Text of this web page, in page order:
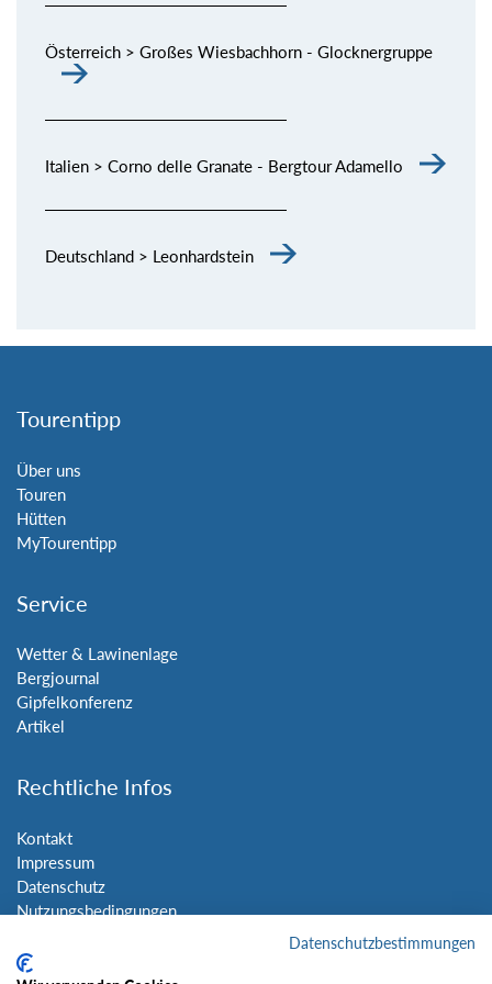
Österreich > Großes Wiesbachhorn - Glocknergruppe
Italien > Corno delle Granate - Bergtour Adamello
Deutschland > Leonhardstein
Tourentipp
Über uns
Touren
Hütten
MyTourentipp
Service
Wetter & Lawinenlage
Bergjournal
Gipfelkonferenz
Artikel
Rechtliche Infos
Kontakt
Impressum
Datenschutz
Nutzungsbedingungen
Datenschutzbestimmungen